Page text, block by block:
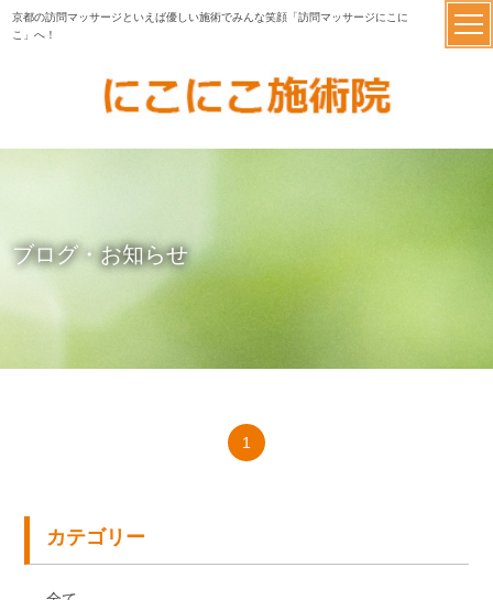
京都の訪問マッサージといえば優しい施術でみんな笑顔「訪問マッサージにこに
こ」へ！
ブログ・お知らせ
1
カテゴリー